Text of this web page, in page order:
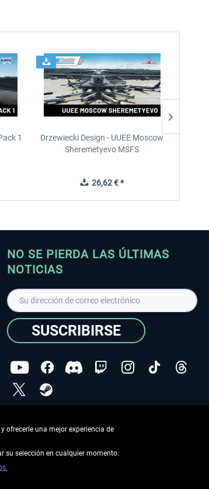
1
Drzewiecki Design - UUEE Moscow
Sheremetyevo MSFS
26,62 € *
NO SE PIERDA LAS ÚLTIMAS
NOTICIAS
SUSCRIBIRSE
Copyright © Aerosoft GmbH - Todos los derechos
ofrecerle una mejor experiencia de
su selección en cualquier momento.